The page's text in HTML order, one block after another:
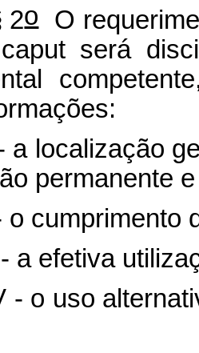
oO
será
permanente
da
a